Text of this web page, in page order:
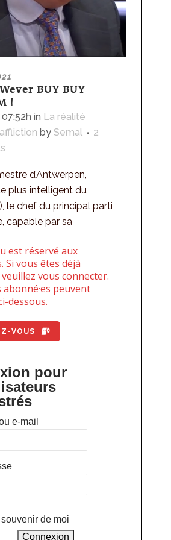
BUY BUY
!
in La réalité
by Semal
2
d’Antwerpen,
plus intelligent du
le chef du principal parti
capable par sa
est réservé aux
Si vous êtes déjà
veuillez vous connecter.
peuvent
dessous.
VOUS
pour
e-mail
de moi